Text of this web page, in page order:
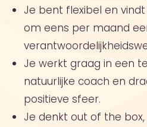
Je bent flexibel en
om eens per maand
Je werkt graag in een
natuurlijke coach en
positieve sfeer.
Je denkt out of the